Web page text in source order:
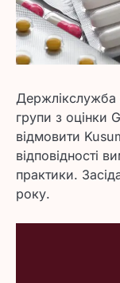
Держлікслужба
групи з оцінки
відмовити
відповідності
практики.
року.